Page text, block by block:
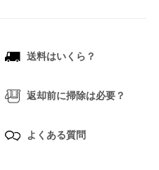
送料はいくら？
返却前に掃除は必要？
よくある質問